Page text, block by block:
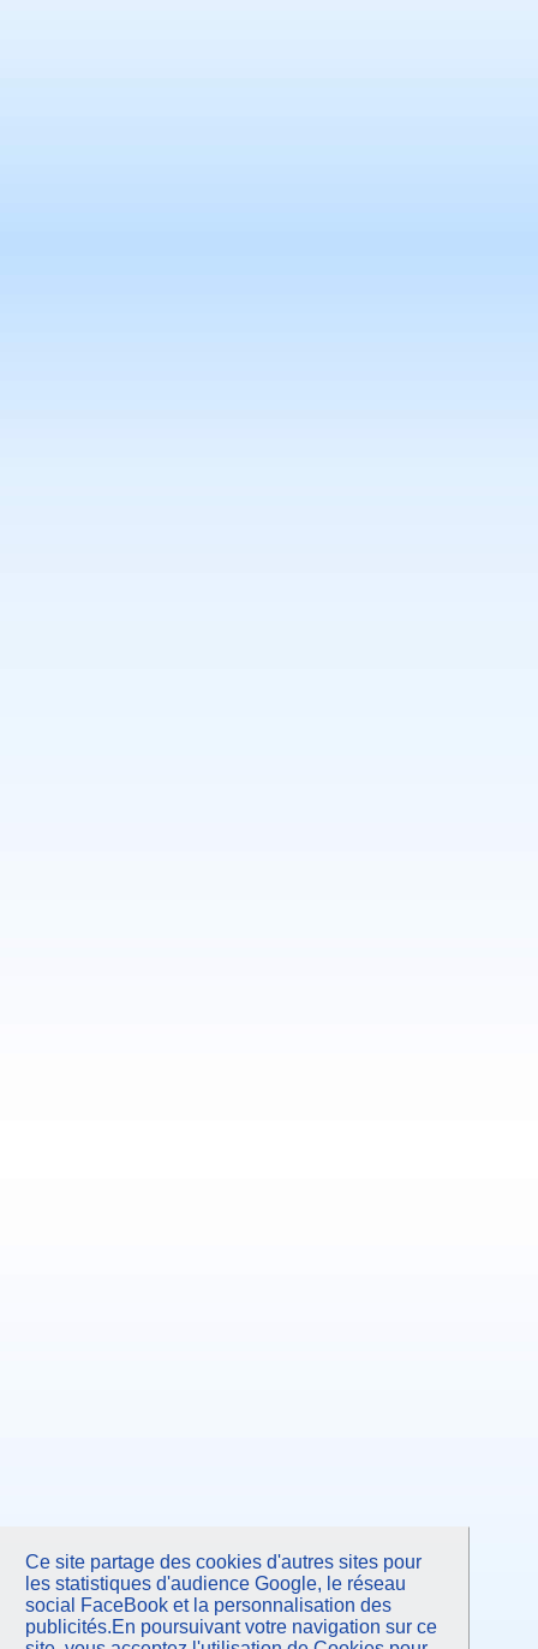
Ce site partage des cookies d'autres sites pour
les statistiques d'audience Google, le réseau
social FaceBook et la personnalisation des
publicités.En poursuivant votre navigation sur ce